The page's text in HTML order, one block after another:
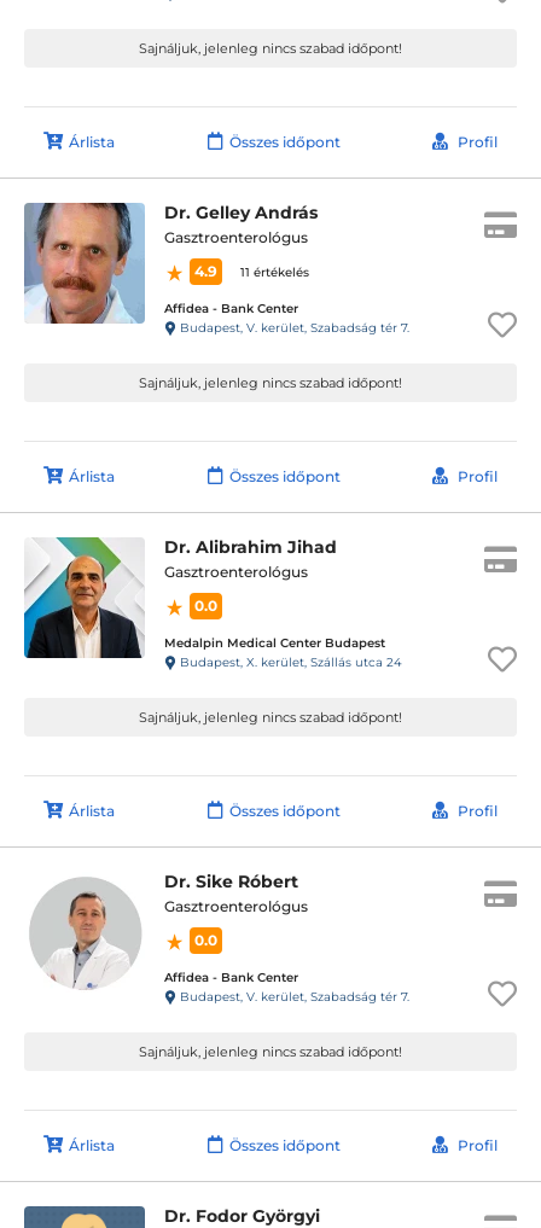
Sajnáljuk, jelenleg nincs szabad időpont!
Árlista Összes időpont Profil
Dr. Gelley András
Gasztroenterológus
4.9
11 értékelés
Affidea - Bank Center
Budapest, V. kerület, Szabadság tér 7.
Sajnáljuk, jelenleg nincs szabad időpont!
Árlista Összes időpont Profil
Dr. Alibrahim Jihad
Gasztroenterológus
0.0
Medalpin Medical Center Budapest
Budapest, X. kerület, Szállás utca 24
Sajnáljuk, jelenleg nincs szabad időpont!
Árlista Összes időpont Profil
Dr. Sike Róbert
Gasztroenterológus
0.0
Affidea - Bank Center
Budapest, V. kerület, Szabadság tér 7.
Sajnáljuk, jelenleg nincs szabad időpont!
Árlista Összes időpont Profil
Dr. Fodor Györgyi